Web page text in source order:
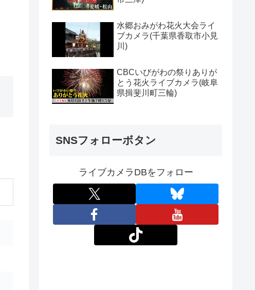
水郷おみがわ花火大会ライ
ブカメラ(千葉県香取市小見
川)
CBCいびがわの祭りありが
とう花火ライブカメラ(岐阜
県揖斐川町三輪)
SNSフォローボタン
ライブカメラDBをフォロー